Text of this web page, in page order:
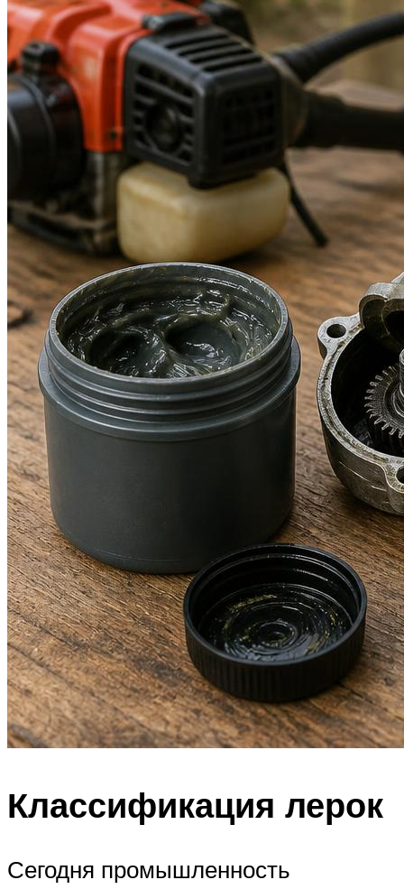
Классификация лерок
Сегодня промышленность